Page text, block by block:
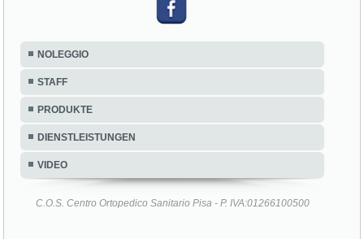
NOLEGGIO
STAFF
PRODUKTE
DIENSTLEISTUNGEN
VIDEO
C.O.S. Centro Ortopedico Sanitario Pisa - P. IVA:01266100500